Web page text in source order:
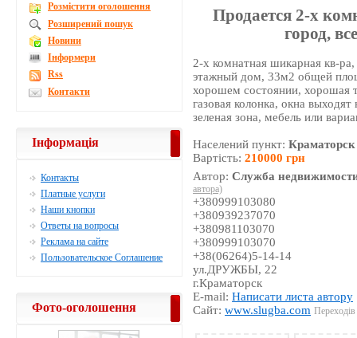
Продается 2-х
город,
2-х комнатная шикарная кв-
этажный дом, 33м2 общей
хорошем состоянии, хорошая
газовая колонка, окна
зеленая зона, мебель или
Населений пункт:Краматорск
Вартість:210000 грн
Автор:Служба
автора)
+380999103080
+380939237070
+380981103070
+380999103070
+38(06264)5-14-14
ул.ДРУЖБЫ, 22
г.Краматорск
E-mail:Написати листа автору
Сайт:www.slugba.com
Розмістити оголошення
Розширений пошук
Новини
Інформери
Rss
Контакти
Інформація
Контакты
Платные услуги
Наши кнопки
Ответы на вопросы
Реклама на сайте
Пользовательское Соглашение
Фото-оголошення